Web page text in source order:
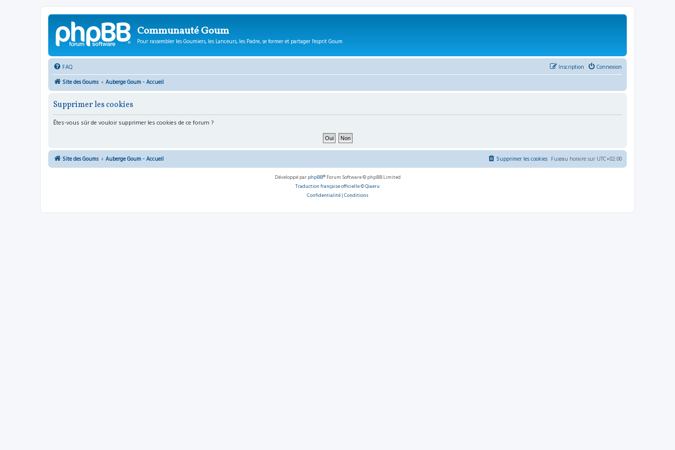
Communauté Goum
Pour rassembler les Goumiers, les Lanceurs, les Padre, se former et partager l'esprit Goum
FAQ Connexion
Inscription
Site des Goums
Auberge Goum - Accueil
Supprimer les cookies
Êtes-vous sûr de vouloir supprimer les cookies de ce forum ?
Site des Goums Auberge Goum - Accueil Fuseau horaire sur UTC+02:00
Supprimer les cookies
Développé par phpBB® Forum Software © phpBB Limited
Traduction française officielle©Qiaeru
Confidentialité | Conditions